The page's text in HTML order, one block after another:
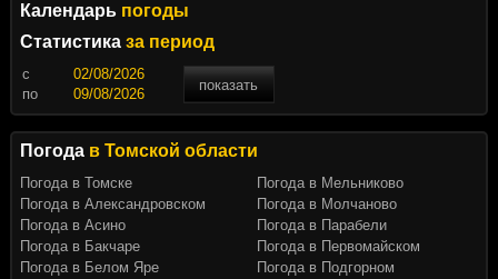
Календарь погоды
Статистика за период
c
показать
по
Погода в Томской области
Погода в Томске
Погода в Александровском
Погода в Асино
Погода в Бакчаре
Погода в Белом Яре
Погода в Мельниково
Погода в Молчаново
Погода в Парабели
Погода в Первомайском
Погода в Подгорном